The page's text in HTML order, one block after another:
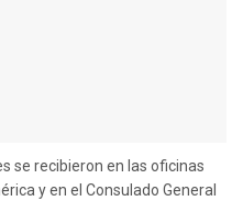
se recibieron en las oficinas
y en el Consulado General